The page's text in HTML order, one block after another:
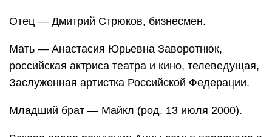
Отец — Дмитрий Стрюков, бизнесмен.
Мать — Анастасия Юрьевна Заворотнюк,
российская актриса театра и кино, телеведущая,
Заслуженная артистка Российской Федерации.
Младший брат — Майкл (род. 13 июля 2000).